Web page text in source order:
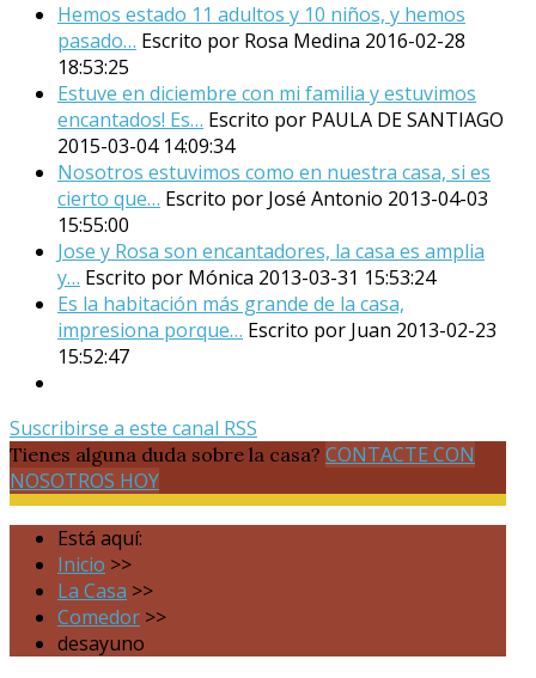
Hemos estado 11 adultos y 10 niños, y hemos
pasado… Escrito por Rosa Medina 2016-02-28
18:53:25
Estuve en diciembre con mi familia y estuvimos
encantados! Es… Escrito por PAULA DE SANTIAGO
2015-03-04 14:09:34
Nosotros estuvimos como en nuestra casa, si es
cierto que… Escrito por José Antonio 2013-04-03
15:55:00
Jose y Rosa son encantadores, la casa es amplia
y… Escrito por Mónica 2013-03-31 15:53:24
Es la habitación más grande de la casa,
impresiona porque… Escrito por Juan 2013-02-23
15:52:47
Suscribirse a este canal RSS
Tienes alguna duda sobre la casa? CONTACTE CON
NOSOTROS HOY
Está aquí:
Inicio >>
La Casa >>
Comedor >>
desayuno